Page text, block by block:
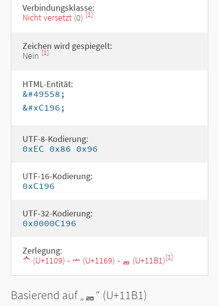
Verbindungsklasse:
Nicht versetzt(0) [1]
Zeichen wird gespiegelt:
Nein [1]
HTML-Entität:
&#49558;
&#xC196;
UTF-8-Kodierung:
0xEC 0x86 0x96
UTF-16-Kodierung:
0xC196
UTF-32-Kodierung:
0x0000C196
Zerlegung:
ᄉ (U+1109) - ᅩ (U+1169) - ᆱ (U+11B1)[1]
Basierend auf „ᆱ“ (U+11B1)